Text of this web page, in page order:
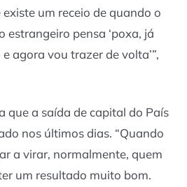
um receio de quando o
estrangeiro pensa ‘poxa, já
agora vou trazer de volta’”,
que a saída de capital do País
nos últimos dias. “Quando
a virar, normalmente, quem
um resultado muito bom.